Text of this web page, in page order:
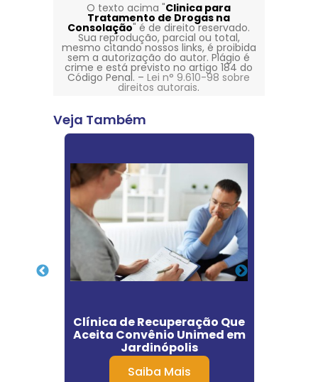
O texto acima "Clinica para
Tratamento de Drogas na
Consolação" é de direito reservado.
Sua reprodução, parcial ou total,
mesmo citando nossos links, é proibida
sem a autorização do autor. Plágio é
crime e está previsto no artigo 184 do
Código Penal. –Lei n° 9.610-98 sobre
direitos autorais.
Veja Também
Clínica de Recuperação Que
Aceita Convênio Unimed em
Jardinópolis
Saiba Mais